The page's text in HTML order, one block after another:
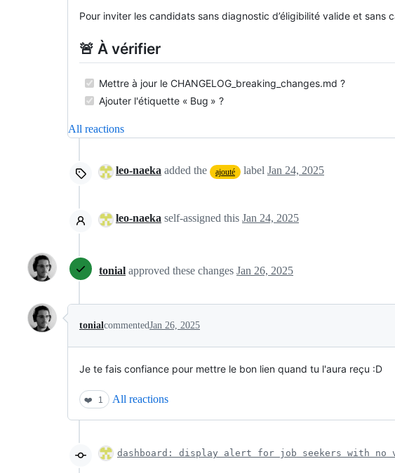
Pour inviter les candidats sans diagnostic d’éligibilité valide et
🚨 À vérifier
Mettre à jour le CHANGELOG_breaking_changes.md ?
Ajouter l'étiquette « Bug » ?
All reactions
leo-naeka added the ajouté label Jan 24, 2025
leo-naeka self-assigned this Jan 24, 2025
tonial approved these changes Jan 26, 2025
tonialcommentedJan 26, 2025
Je te fais confiance pour mettre le bon lien quand tu l'aura reçu :D
❤️ 1 All reactions
dashboard: display alert for job seekers with no